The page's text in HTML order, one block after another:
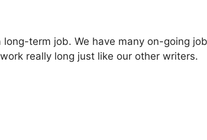
term job. We have many on-going
really long just like our other writers.